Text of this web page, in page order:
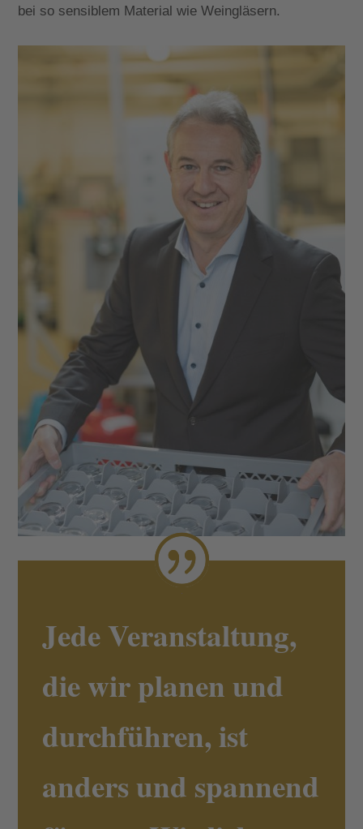
bei so sensiblem Material wie Weingläsern.
Jede Veranstaltung,
die wir planen und
durchführen, ist
anders und spannend